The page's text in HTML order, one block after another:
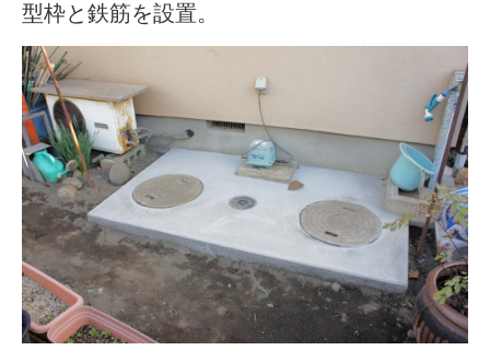
型枠と鉄筋を設置。